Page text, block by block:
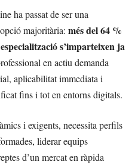
ha passat de ser una
majoritària: més del 64 %
s’imparteixen ja
en actiu demanda
aplicabilitat immediata i
fins i tot en entorns digitals.
i exigents, necessita perfils
liderar equips
d’un mercat en ràpida